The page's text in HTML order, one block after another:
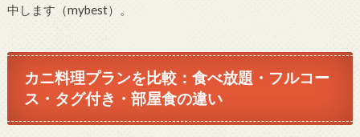
中します（mybest）。
カニ料理プランを比較：食べ放題・フルコー
ス・タグ付き・部屋食の違い